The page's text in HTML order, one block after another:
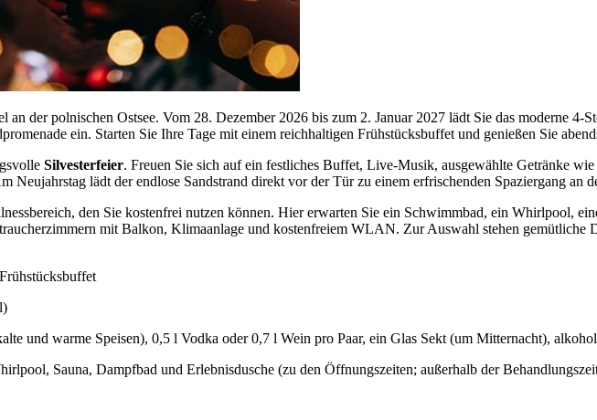
an der polnischen Ostsee. Vom 28. Dezember 2026 bis zum 2. Januar 2027 lädt Sie das moderne
ein. Starten Sie Ihre Tage mit einem reichhaltigen Frühstücksbuffet und genießen Sie
Silvesterfeier. Freuen Sie sich auf ein festliches Buffet, Live-Musik, ausgewählte Getränke
Neujahrstag lädt der endlose Sandstrand direkt vor der Tür zu einem erfrischenden Spaziergang an
den Sie kostenfrei nutzen können. Hier erwarten Sie ein Schwimmbad, ein Whirlpool,
mit Balkon, Klimaanlage und kostenfreiem WLAN. Zur Auswahl stehen
und warme Speisen), 0,5 l Vodka oder 0,7 l Wein pro Paar, ein Glas Sekt (um Mitternacht),
Sauna, Dampfbad und Erlebnisdusche (zu den Öffnungszeiten; außerhalb der